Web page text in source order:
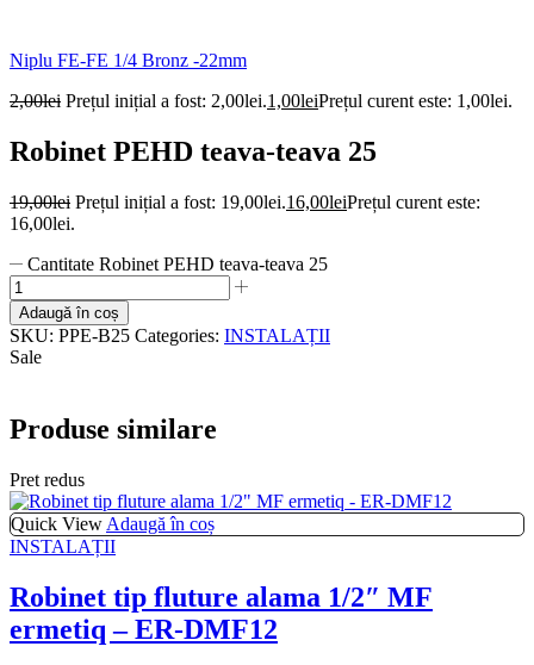
Niplu FE-FE 1/4 Bronz -22mm
2,00lei Prețul inițial a fost: 2,00lei.1,00leiPrețul curent este: 1,00lei.
Robinet PEHD teava-teava 25
19,00lei Prețul inițial a fost: 19,00lei.16,00leiPrețul curent este:
16,00lei.
Cantitate Robinet PEHD teava-teava 25
Adaugă în coș
SKU: PPE-B25 Categories: INSTALAȚII
Sale
Produse similare
Pret redus
Quick View Adaugă în coș
INSTALAȚII
Robinet tip fluture alama 1/2″ MF
ermetiq – ER-DMF12